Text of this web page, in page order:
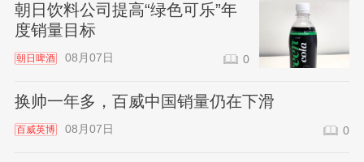
朝日饮料公司提高“绿色可乐”年
度销量目标
朝日啤酒 08月07日 0
换帅一年多，百威中国销量仍在下滑
百威英博 08月07日 0